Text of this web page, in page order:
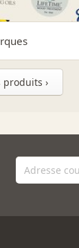
produits ›